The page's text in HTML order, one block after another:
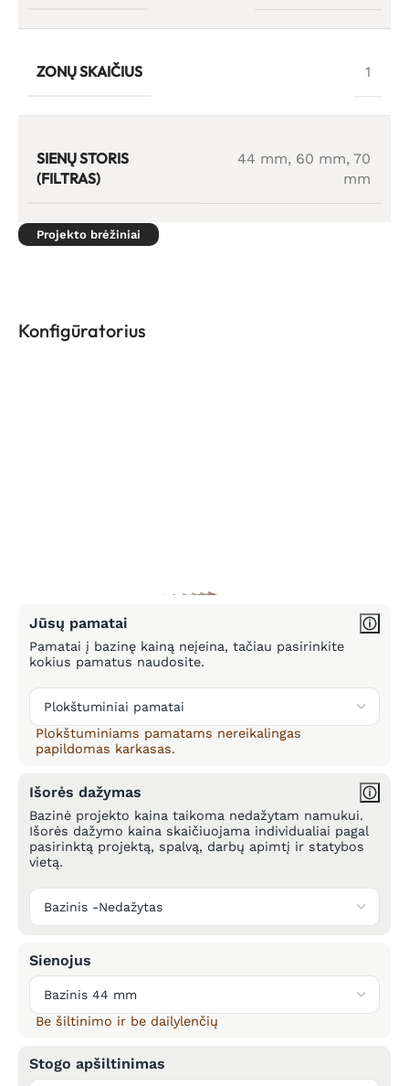
ZONŲ SKAIČIUS 1
SIENŲ STORIS
(FILTRAS)
44 mm, 60 mm, 70
mm
Projekto brėžiniai
Konfigūratorius
Jūsų pamatai
Pamatai į bazinę kainą neįeina, tačiau pasirinkite
kokius pamatus naudosite.
Plokštuminiams pamatams nereikalingas
papildomas karkasas.
Išorės dažymas
Bazinė projekto kaina taikoma nedažytam namukui.
Išorės dažymo kaina skaičiuojama individualiai pagal
pasirinktą projektą, spalvą, darbų apimtį ir statybos
vietą.
Sienojus
Be šiltinimo ir be dailylenčių
Stogo apšiltinimas